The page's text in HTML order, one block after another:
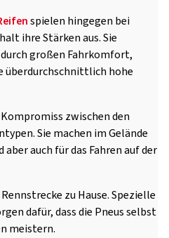
spielen hingegen bei
ihre Stärken aus. Sie
großen Fahrkomfort,
überdurchschnittlich hohe
zwischen den
Sie machen im Gelände
aber auch für das Fahren auf der
zu Hause. Spezielle
dafür, dass die Pneus selbst
meistern.